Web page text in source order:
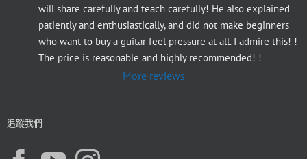
will share carefully and teach carefully! He also explained
patiently and enthusiastically, and did not make beginners
who want to buy a guitar feel pressure at all. I admire this! !
The price is reasonable and highly recommended! !
More reviews
追蹤我們